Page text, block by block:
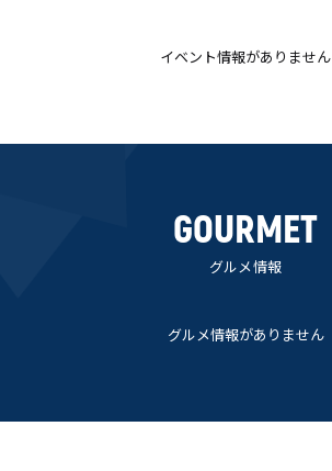
イベント情報がありません
GOURMET
グルメ情報
グルメ情報がありません